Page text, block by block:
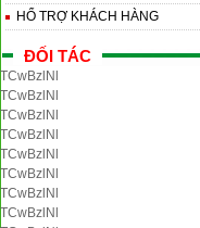
HỔ TRỢ KHÁCH HÀNG
ĐỐI TÁC
TCwBzlNl
TCwBzlNl
TCwBzlNl
TCwBzlNl
TCwBzlNl
TCwBzlNl
TCwBzlNl
TCwBzlNl